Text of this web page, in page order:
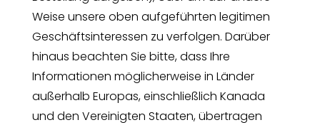
Weise unsere oben aufgeführten legitimen
Geschäftsinteressen zu verfolgen. Darüber
hinaus beachten Sie bitte, dass Ihre
Informationen möglicherweise in Länder
außerhalb Europas, einschließlich Kanada
und den Vereinigten Staaten, übertragen